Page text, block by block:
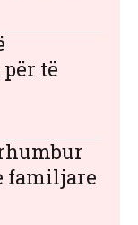
të
familjare